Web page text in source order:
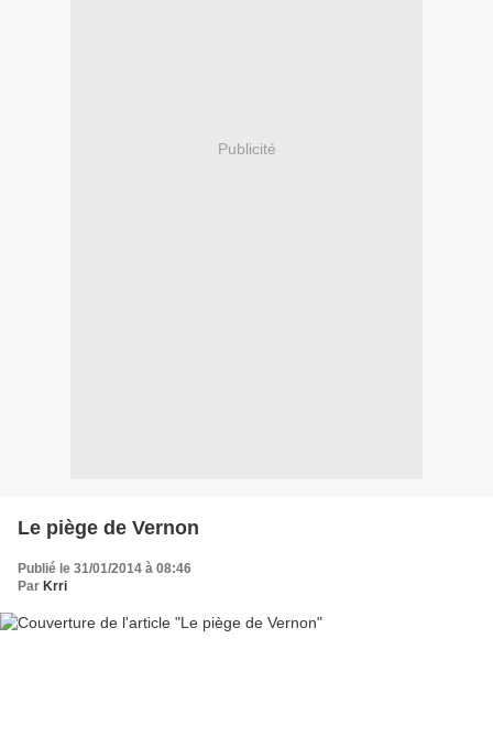
Publicité
Le piège de Vernon
Publié le 31/01/2014 à 08:46
Par Krri